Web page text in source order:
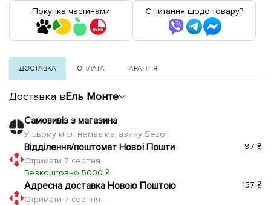
Покупка частинами Є питання щодо товару?
ДОСТАВКА ОПЛАТА ГАРАНТІЯ
Доставка вЕль Монте
Самовивіз з магазина
У цьому місті немає магазину Sezon
Відділення/поштомат Нової Пошти
Отримати 7 серпня
Безкоштовно 5000 ₴
97 ₴
Адресна доставка Новою Поштою
Отримати 7 серпня
157 ₴